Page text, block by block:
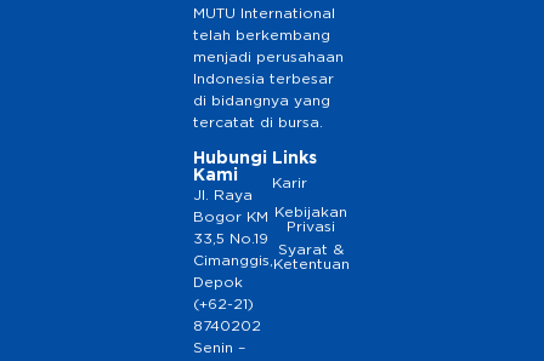
MUTU International
telah berkembang
menjadi perusahaan
Indonesia terbesar
di bidangnya yang
tercatat di bursa.
Hubungi
Kami
Jl. Raya
Bogor KM
33,5 No.19
Cimanggis,
Depok
(+62-21)
8740202
Senin –
Links
Karir
Kebijakan
Privasi
Syarat &
Ketentuan